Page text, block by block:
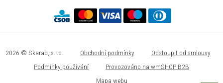
2026 © Skarab, s.r.o. Obchodní podmínky
Odstoupit od smlouvy
Podmínky používání
Provozováno na wmSHOP B2B
Mapa webu